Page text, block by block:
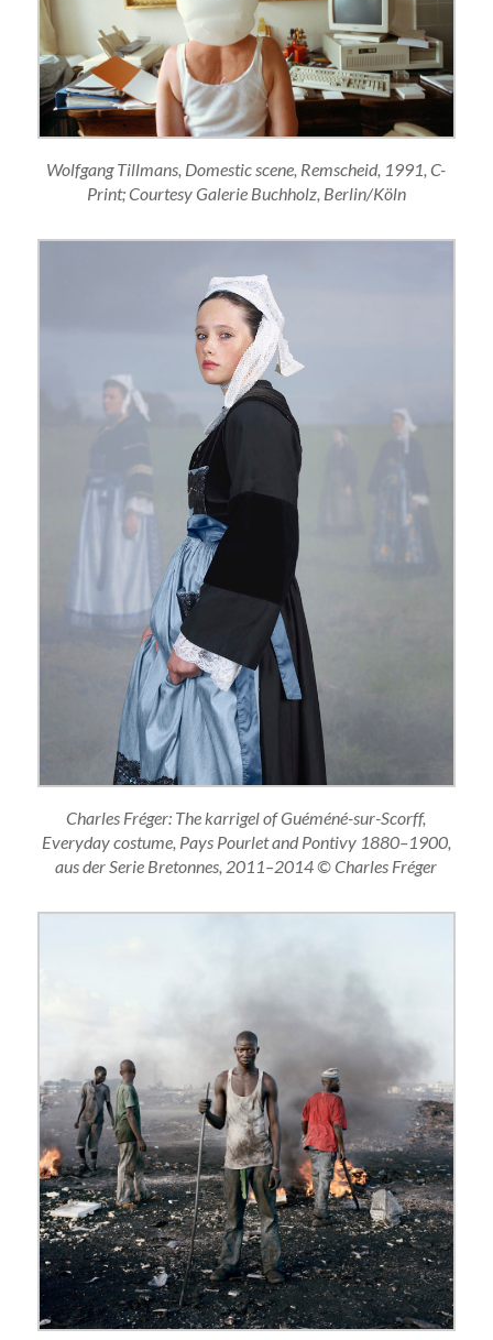
Wolfgang Tillmans, Domestic scene, Remscheid, 1991, C-
Print; Courtesy Galerie Buchholz, Berlin/Köln
Charles Fréger: The karrigel of Guéméné-sur-Scorff,
Everyday costume, Pays Pourlet and Pontivy 1880–1900,
aus der Serie Bretonnes, 2011–2014 © Charles Fréger